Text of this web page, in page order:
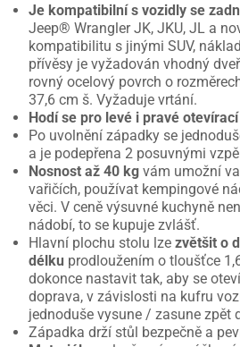
Je kompatibilní s vozidly se
Jeep® Wrangler JK, JKU, JL a
kompatibilitu s jinými SUV,
přívěsy je vyžadován vhodný
rovný ocelový povrch o
37,6 cm š. Vyžaduje vrtání.
Hodí se pro levé i pravé
Po uvolnění západky se
a je podepřena 2 posuvnými
Nosnost až 40 kg vám umožní
vařičích, používat kempingové
věci. V ceně výsuvné kuchyně
nádobí, to se kupuje zvlášť.
Hlavní plochu stolu lze zvětšit o
délku prodloužením o tloušťce
dokonce nastavit tak, aby se
doprava, v závislosti na kufru
jednoduše vysune / zasune zpět
Západka drží stůl bezpečně a